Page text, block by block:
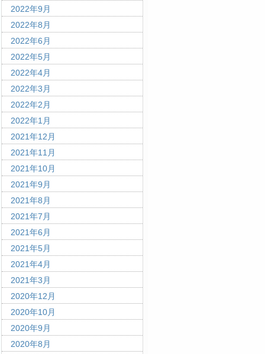
2022年9月
2022年8月
2022年6月
2022年5月
2022年4月
2022年3月
2022年2月
2022年1月
2021年12月
2021年11月
2021年10月
2021年9月
2021年8月
2021年7月
2021年6月
2021年5月
2021年4月
2021年3月
2020年12月
2020年10月
2020年9月
2020年8月